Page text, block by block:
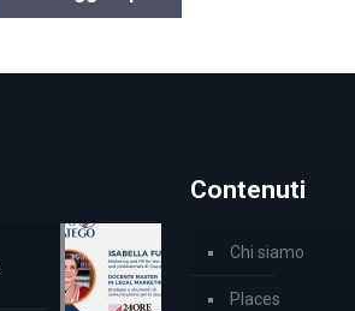
Contenuti
Chi siamo
Places